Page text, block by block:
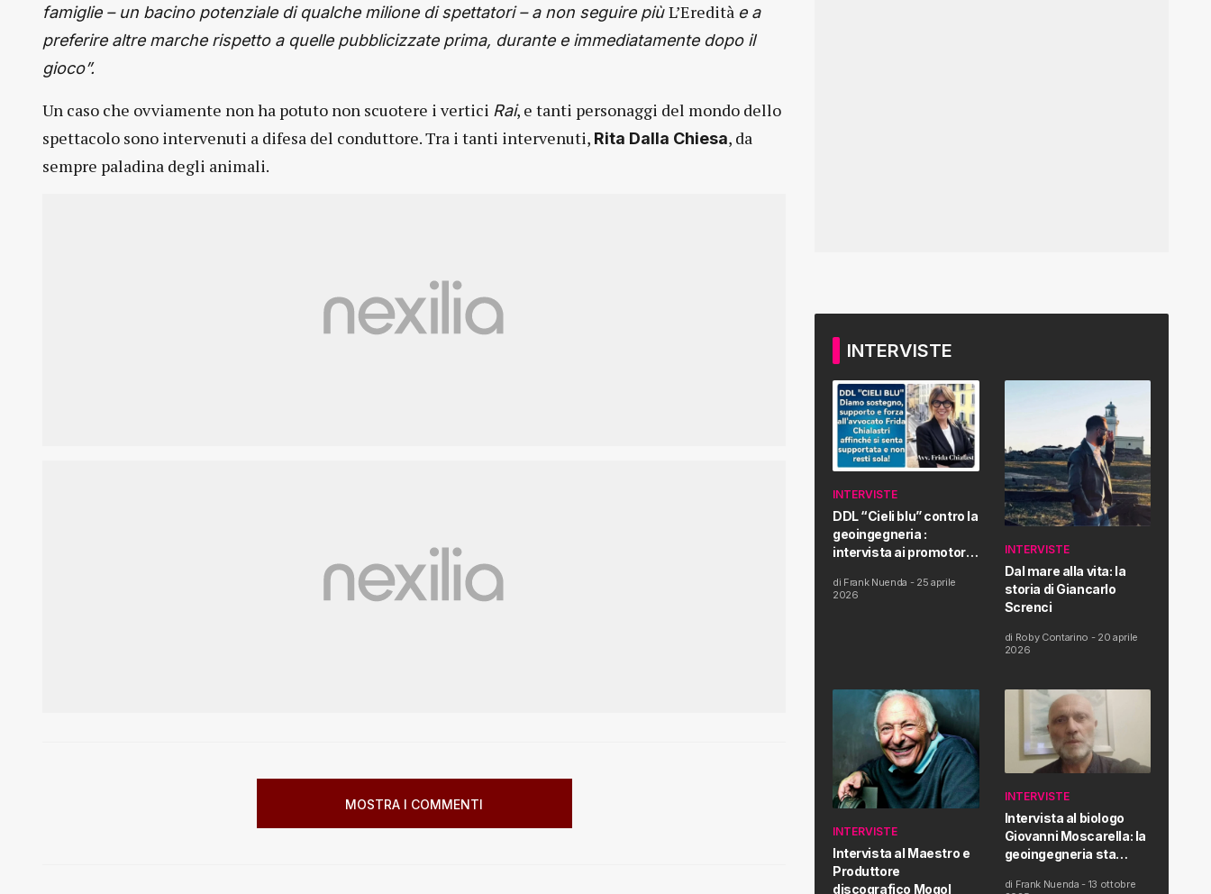
famiglie – un bacino potenziale di qualche milione di spettatori – a non seguire piùL’Eredità e a
preferire altre marche rispetto a quelle pubblicizzate prima, durante e immediatamente dopo il
gioco”.
Un caso che ovviamente non ha potuto non scuotere i vertici Rai, e tanti personaggi del mondo dello
spettacolo sono intervenuti a difesa del conduttore. Tra i tanti intervenuti, Rita Dalla Chiesa, da
sempre paladina degli animali.
MOSTRA I COMMENTI
INTERVISTE
INTERVISTE
DDL “Cieli blu” contro la
geoingegneria :
intervista ai promotori
Proposta di Legge
di Frank Nuenda - 25 aprile
2026
INTERVISTE
Dal mare alla vita: la
storia di Giancarlo
Screnci
di Roby Contarino - 20 aprile
2026
INTERVISTE
Intervista al Maestro e
Produttore
discografico Mogol
INTERVISTE
Intervista al biologo
Giovanni Moscarella: la
geoingegneria sta
salute dell’uomo
di Frank Nuenda - 13 ottobre